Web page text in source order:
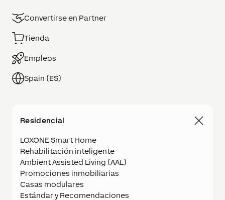
Convertirse en Partner
Tienda
Empleos
Spain (ES)
Residencial
LOXONE Smart Home
Rehabilitación inteligente
Ambient Assisted Living (AAL)
Promociones inmobiliarias
Casas modulares
Estándar y Recomendaciones